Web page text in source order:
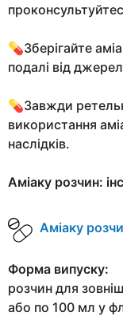
💊Зберігайте
подалі від
💊Завжди
використання
наслідків.
Аміаку розчин:
Аміаку
Форма випуску:
розчин для
або по 100 мл у